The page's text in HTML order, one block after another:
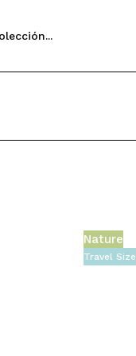
rápidamente, revisar
ENGLISH
Nature
Travel Size
colori